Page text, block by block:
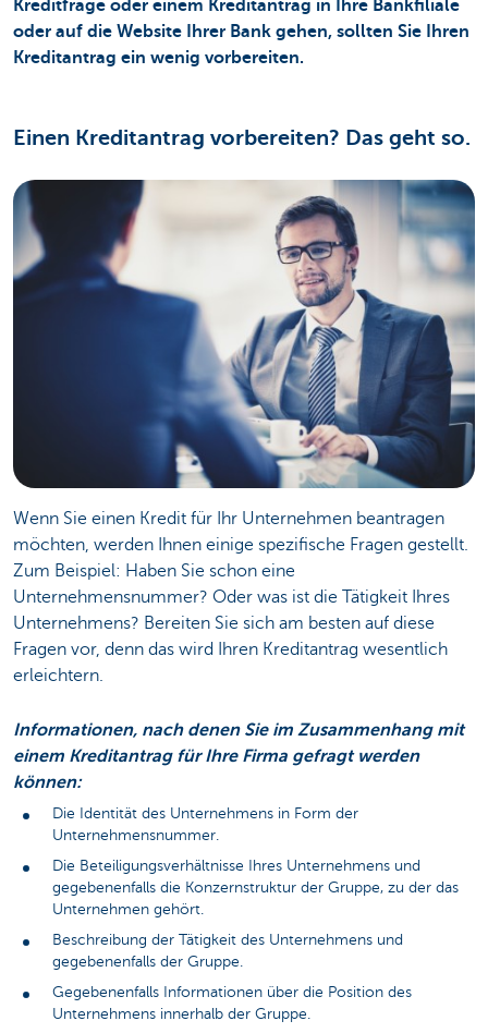
Kreditfrage oder einem Kreditantrag in Ihre Bankfiliale
oder auf die Website Ihrer Bank gehen, sollten Sie Ihren
Kreditantrag ein wenig vorbereiten.
Einen Kreditantrag vorbereiten? Das geht so.
Wenn Sie einen Kredit für Ihr Unternehmen beantragen
möchten, werden Ihnen einige spezifische Fragen gestellt.
Zum Beispiel: Haben Sie schon eine
Unternehmensnummer? Oder was ist die Tätigkeit Ihres
Unternehmens? Bereiten Sie sich am besten auf diese
Fragen vor, denn das wird Ihren Kreditantrag wesentlich
erleichtern.
Informationen, nach denen Sie im Zusammenhang mit
einem Kreditantrag für Ihre Firma gefragt werden
können:
Die Identität des Unternehmens in Form der
Unternehmensnummer.
Die Beteiligungsverhältnisse Ihres Unternehmens und
gegebenenfalls die Konzernstruktur der Gruppe, zu der das
Unternehmen gehört.
Beschreibung der Tätigkeit des Unternehmens und
gegebenenfalls der Gruppe.
Gegebenenfalls Informationen über die Position des
Unternehmens innerhalb der Gruppe.